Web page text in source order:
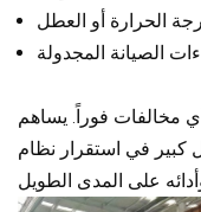
الحرارة أو العطل
الصيانة المجدولة
مخالفات فوراً. يساهم
كبير في استقرار نظام